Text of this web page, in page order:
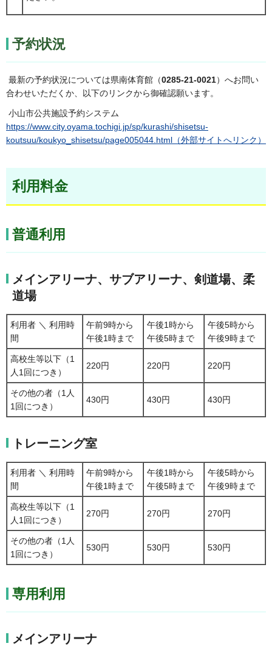
予約状況
最新の予約状況については県南体育館（0285-21-0021）へお問い
合わせいただくか、以下のリンクから御確認願います。
小山市公共施設予約システム
https://www.city.oyama.tochigi.jp/sp/kurashi/shisetsu-
koutsuu/koukyo_shisetsu/page005044.html（外部サイトへリンク）
利用料金
普通利用
メインアリーナ、サブアリーナ、剣道場、柔
道場
利用者 ＼ 利用時
間
午前9時から
午後1時まで
午後1時から
午後5時まで
午後5時から
午後9時まで
高校生等以下（1
人1回につき）
220円 220円 220円
その他の者（1人
1回につき）
430円 430円 430円
トレーニング室
利用者 ＼ 利用時
間
午前9時から
午後1時まで
午後1時から
午後5時まで
午後5時から
午後9時まで
高校生等以下（1
人1回につき）
270円 270円 270円
その他の者（1人
1回につき）
530円 530円 530円
専用利用
メインアリーナ